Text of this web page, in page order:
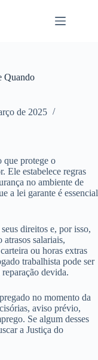
Quando
de 2025
que protege o
Ele estabelece regras
no ambiente de
a lei garante é essencial
direitos e, por isso,
salariais,
ou horas extras
trabalhista pode ser
devida.
no momento da
aviso prévio,
Se algum desses
a Justiça do